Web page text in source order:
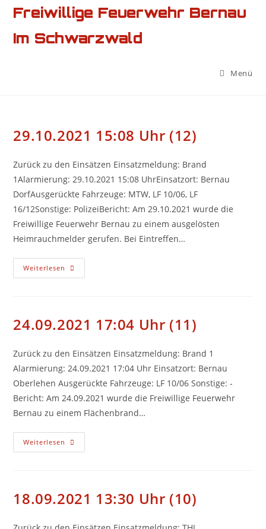
Zum
Inhalt
springen
Freiwillige Feuerwehr Bernau
Im Schwarzwald
Menü
29.10.2021 15:08 Uhr (12)
Zurück zu den Einsätzen Einsatzmeldung: Brand
1Alarmierung: 29.10.2021 15:08 UhrEinsatzort: Bernau
DorfAusgerückte Fahrzeuge: MTW, LF 10/06, LF
16/12Sonstige: PolizeiBericht: Am 29.10.2021 wurde die
Freiwillige Feuerwehr Bernau zu einem ausgelösten
Heimrauchmelder gerufen. Bei Eintreffen…
Weiterlesen 29.10.2021
15:08
24.09.2021 17:04 Uhr (11)
Zurück zu den Einsätzen Einsatzmeldung: Brand 1
Alarmierung: 24.09.2021 17:04 Uhr Einsatzort: Bernau
Oberlehen Ausgerückte Fahrzeuge: LF 10/06 Sonstige: -
Bericht: Am 24.09.2021 wurde die Freiwillige Feuerwehr
Bernau zu einem Flächenbrand…
Weiterlesen 24.09.2021
17:04
18.09.2021 13:30 Uhr (10)